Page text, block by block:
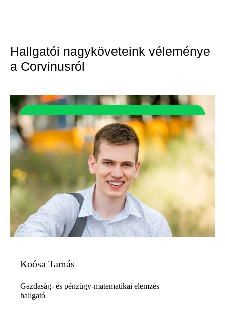
Hallgatói nagyköveteink véleménye
a Corvinusról
Koósa Tamás
Gazdaság- és pénzügy-matematikai elemzés
hallgató